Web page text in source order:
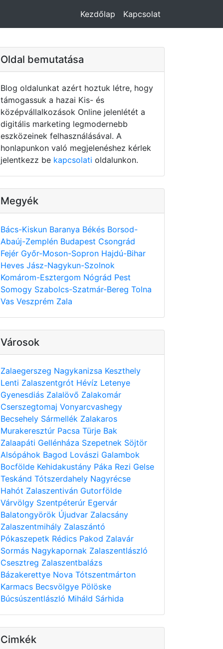
Kezdőlap Kapcsolat
Oldal bemutatása
Blog oldalunkat azért hoztuk létre, hogy
támogassuk a hazai Kis- és
középvállalkozások Online jelenlétét a
digitális marketing legmodernebb
eszközeinek felhasználásával. A
honlapunkon való megjelenéshez kérlek
jelentkezz be kapcsolati oldalunkon.
Megyék
Bács-Kiskun Baranya Békés Borsod-
Abaúj-Zemplén Budapest Csongrád
Fejér Győr-Moson-Sopron Hajdú-Bihar
Heves Jász-Nagykun-Szolnok
Komárom-Esztergom Nógrád Pest
Somogy Szabolcs-Szatmár-Bereg Tolna
Vas Veszprém Zala
Városok
Zalaegerszeg Nagykanizsa Keszthely
Lenti Zalaszentgrót Hévíz Letenye
Gyenesdiás Zalalövő Zalakomár
Cserszegtomaj Vonyarcvashegy
Becsehely Sármellék Zalakaros
Murakeresztúr Pacsa Türje Bak
Zalaapáti Gellénháza Szepetnek Söjtör
Alsópáhok Bagod Lovászi Galambok
Bocfölde Kehidakustány Páka Rezi Gelse
Teskánd Tótszerdahely Nagyrécse
Hahót Zalaszentiván Gutorfölde
Várvölgy Szentpéterúr Egervár
Balatongyörök Újudvar Zalacsány
Zalaszentmihály Zalaszántó
Pókaszepetk Rédics Pakod Zalavár
Sormás Nagykapornak Zalaszentlászló
Csesztreg Zalaszentbalázs
Bázakerettye Nova Tótszentmárton
Karmacs Becsvölgye Pölöske
Búcsúszentlászló Miháld Sárhida
Cimkék